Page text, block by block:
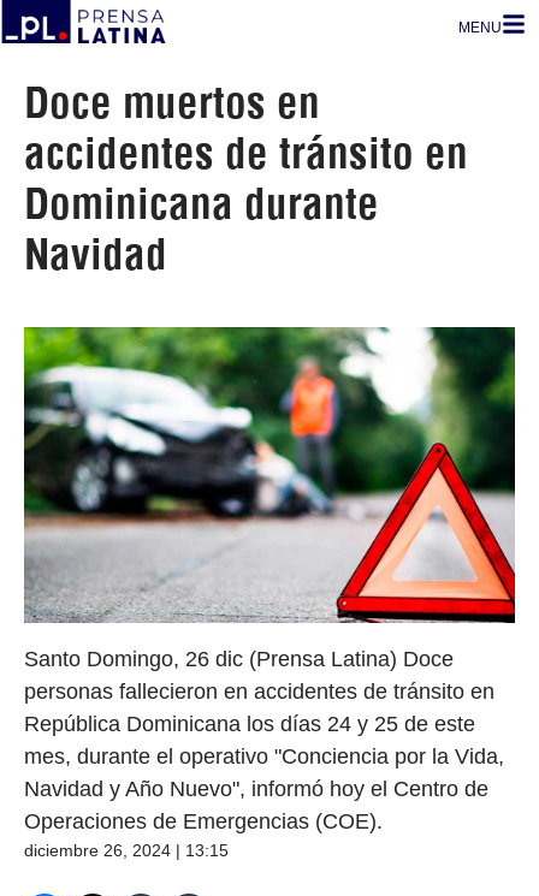
MENU
Doce muertos en
accidentes de tránsito en
Dominicana durante
Navidad
Santo Domingo, 26 dic (Prensa Latina) Doce
personas fallecieron en accidentes de tránsito en
República Dominicana los días 24 y 25 de este
mes, durante el operativo "Conciencia por la Vida,
Navidad y Año Nuevo", informó hoy el Centro de
Operaciones de Emergencias (COE).
diciembre 26, 2024 | 13:15